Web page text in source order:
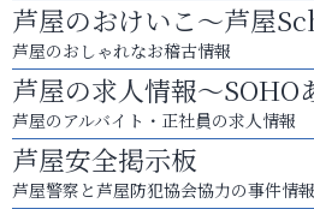
芦屋のおけいこ～芦屋
芦屋のおしゃれなお稽古情報
芦屋の求人情報～SOHO
芦屋のアルバイト・正社員の求人情報
芦屋安全掲示板
芦屋警察と芦屋防犯協会協力の事件情報